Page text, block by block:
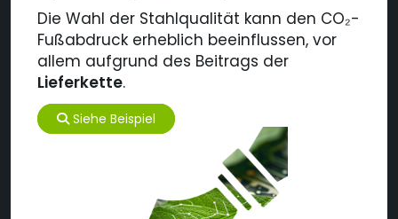
Die Wahl der Stahlqualität kann den CO₂-
Fußabdruck erheblich beeinflussen, vor
allem aufgrund des Beitrags der
Lieferkette.
Siehe Beispiel